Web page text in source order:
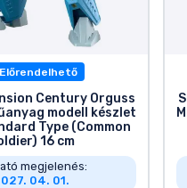
Előrendelhető
Century Orguss
modell készlet
Type (Common
16 cm
megjelenés:
04. 01.